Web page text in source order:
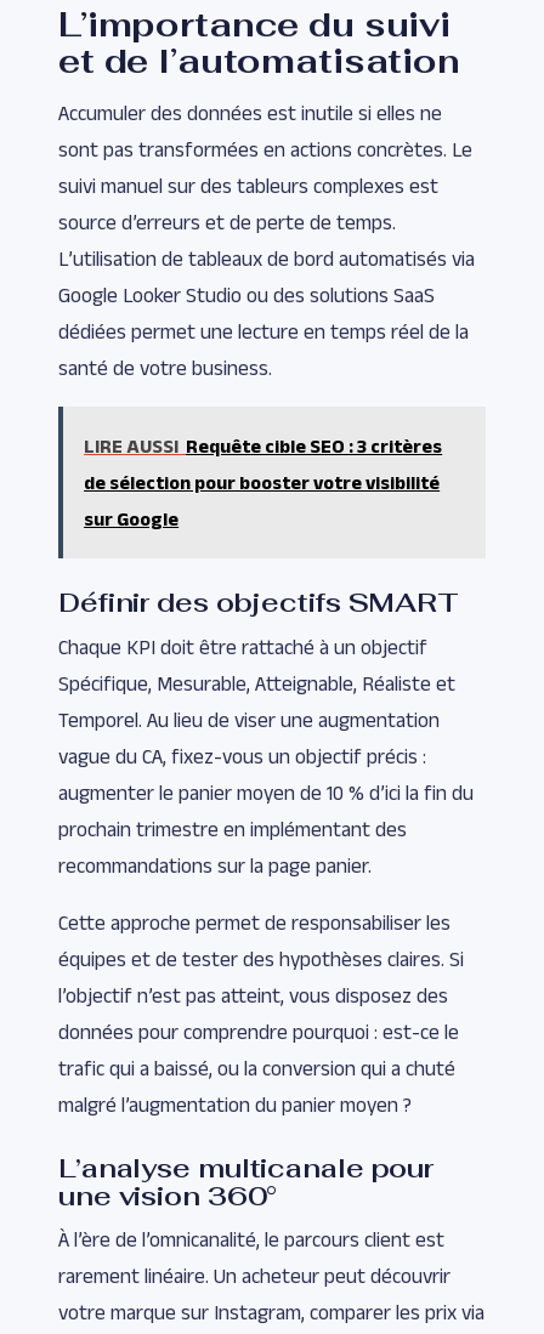
L’importance du suivi
et de l’automatisation
Accumuler des données est inutile si elles ne
sont pas transformées en actions concrètes. Le
suivi manuel sur des tableurs complexes est
source d’erreurs et de perte de temps.
L’utilisation de tableaux de bord automatisés via
Google Looker Studio ou des solutions SaaS
dédiées permet une lecture en temps réel de la
santé de votre business.
LIRE AUSSI Requête cible SEO : 3 critères
de sélection pour booster votre visibilité
sur Google
Définir des objectifs SMART
Chaque KPI doit être rattaché à un objectif
Spécifique, Mesurable, Atteignable, Réaliste et
Temporel. Au lieu de viser une augmentation
vague du CA, fixez-vous un objectif précis :
augmenter le panier moyen de 10 % d’ici la fin du
prochain trimestre en implémentant des
recommandations sur la page panier.
Cette approche permet de responsabiliser les
équipes et de tester des hypothèses claires. Si
l’objectif n’est pas atteint, vous disposez des
données pour comprendre pourquoi : est-ce le
trafic qui a baissé, ou la conversion qui a chuté
malgré l’augmentation du panier moyen ?
L’analyse multicanale pour
une vision 360°
À l’ère de l’omnicanalité, le parcours client est
rarement linéaire. Un acheteur peut découvrir
votre marque sur Instagram, comparer les prix via